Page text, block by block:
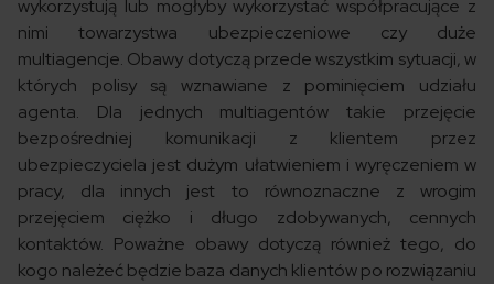
wykorzystują lub mogłyby wykorzystać współpracujące z
nimi towarzystwa ubezpieczeniowe czy duże
multiagencje. Obawy dotyczą przede wszystkim sytuacji, w
których polisy są wznawiane z pominięciem udziału
agenta. Dla jednych multiagentów takie przejęcie
bezpośredniej komunikacji z klientem przez
ubezpieczyciela jest dużym ułatwieniem i wyręczeniem w
pracy, dla innych jest to równoznaczne z wrogim
przejęciem ciężko i długo zdobywanych, cennych
kontaktów. Poważne obawy dotyczą również tego, do
kogo należeć będzie baza danych klientów po rozwiązaniu